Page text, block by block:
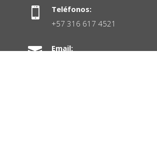

Teléfonos:
+57 316 617 4521

Email: